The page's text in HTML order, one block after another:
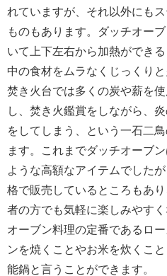
れていますが、それ以外にも
ものもあります。ダッチオー
いて上下左右から加熱ができ
中の食材をムラなくじっくり
焚き火台では多くの炭や薪を
し、焚き火鑑賞をしながら、
をしてしまう、という一石二
ます。これまでダッチオーブ
ような高額なアイテムでした
格で販売しているところもあ
者の方でも気軽に楽しみやす
オーブン料理の定番であるロ
ンを焼くことやお米を炊くこ
能鍋と言うことができます。